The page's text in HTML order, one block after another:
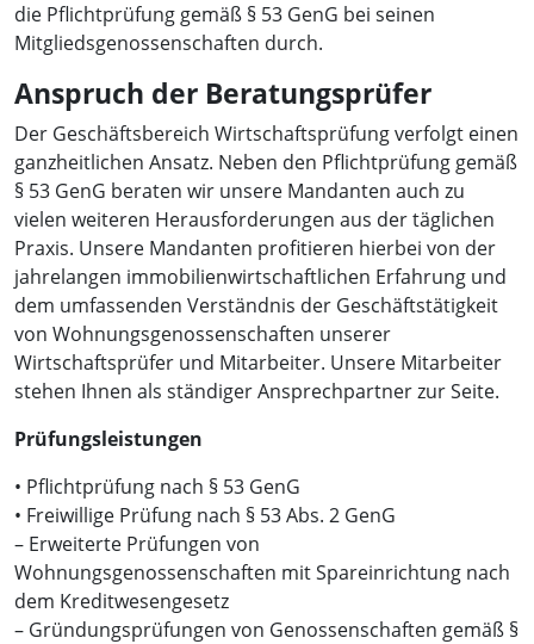
die Pflichtprüfung gemäß § 53 GenG bei seinen
Mitgliedsgenossenschaften durch.
Anspruch der Beratungsprüfer
Der Geschäftsbereich Wirtschaftsprüfung verfolgt einen
ganzheitlichen Ansatz. Neben den Pflichtprüfung gemäß
§ 53 GenG beraten wir unsere Mandanten auch zu
vielen weiteren Herausforderungen aus der täglichen
Praxis. Unsere Mandanten profitieren hierbei von der
jahrelangen immobilienwirtschaftlichen Erfahrung und
dem umfassenden Verständnis der Geschäftstätigkeit
von Wohnungsgenossenschaften unserer
Wirtschaftsprüfer und Mitarbeiter. Unsere Mitarbeiter
stehen Ihnen als ständiger Ansprechpartner zur Seite.
Prüfungsleistungen
• Pflichtprüfung nach § 53 GenG
• Freiwillige Prüfung nach § 53 Abs. 2 GenG
– Erweiterte Prüfungen von
Wohnungsgenossenschaften mit Spareinrichtung nach
dem Kreditwesengesetz
– Gründungsprüfungen von Genossenschaften gemäß §